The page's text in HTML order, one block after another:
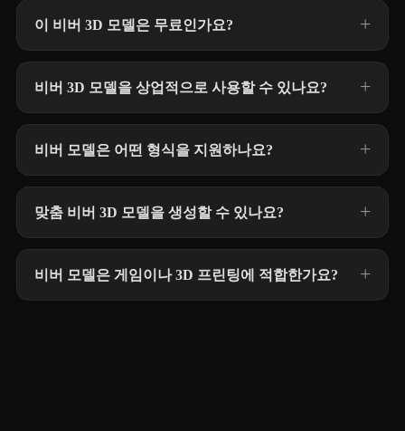
이 비버 3D 모델은 무료인가요?
비버 3D 모델을 상업적으로 사용할 수 있나요?
비버 모델은 어떤 형식을 지원하나요?
맞춤 비버 3D 모델을 생성할 수 있나요?
비버 모델은 게임이나 3D 프린팅에 적합한가요?